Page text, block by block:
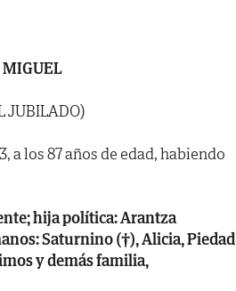
MIGUEL
JUBILADO)
a los 87 años de edad, habiendo
hija política: Arantza
Saturnino (†), Alicia, Piedad
y demás familia,